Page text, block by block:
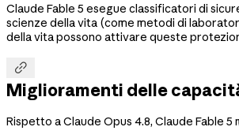
Claude Fable 5 esegue classificatori di
scienze della vita (come metodi di
della vita possono attivare queste

Miglioramenti delle
Rispetto a Claude Opus 4.8, Claude Fable